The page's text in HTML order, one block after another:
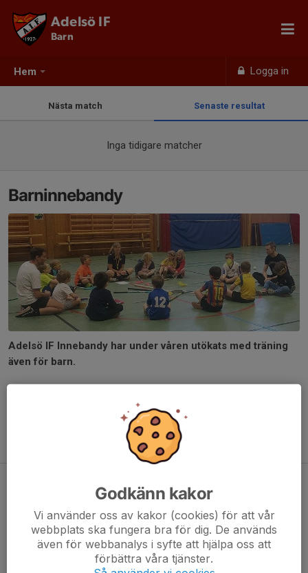
Hem Logga in
Adelsö IF
Barn
Nästa match Senaste resultat
Inga tidigare matcher
Barninnebandy
Adelsö IF Innebandy har under våren utökats med träning
även för barn.
Nu är det uppehåll men efter sommaren sätter innebandyn igång
Säsongsavslutning
28 apr 2015 2 kommentarer
Godkänn kakor
Vi använder oss av kakor (cookies) för att vår
webbplats ska fungera bra för dig. De används
även för webbanalys i syfte att hjälpa oss att
förbättra våra tjänster.